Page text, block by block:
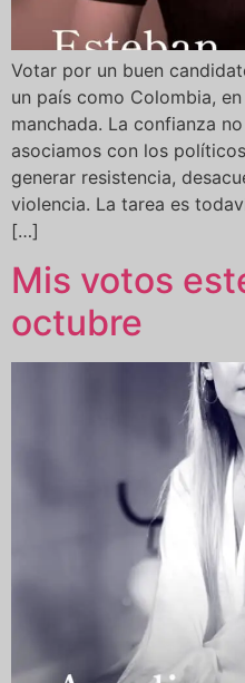
Votar por un buen
un país como Colombia,
manchada. La confianza
asociamos con los
generar resistencia,
violencia. La tarea es
[…]
Mis votos
octubre